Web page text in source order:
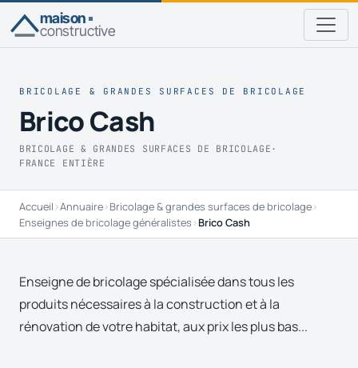
maison
constructive
BRICOLAGE & GRANDES SURFACES DE BRICOLAGE
Brico Cash
BRICOLAGE & GRANDES SURFACES DE BRICOLAGE ·
FRANCE ENTIÈRE
Accueil ›Annuaire›Bricolage & grandes surfaces de bricolage›
Enseignes de bricolage généralistes ›Brico Cash
Enseigne de bricolage spécialisée dans tous les
produits nécessaires à la construction et à la
rénovation de votre habitat, aux prix les plus bas...